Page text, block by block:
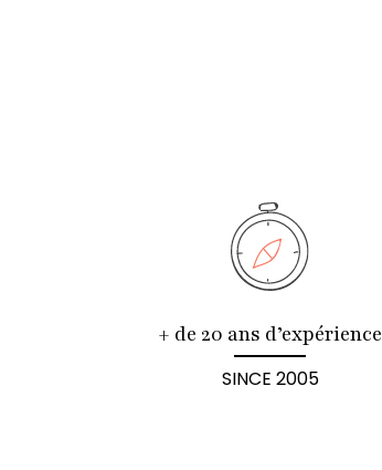
+ de 20 ans d’expérience
SINCE 2005